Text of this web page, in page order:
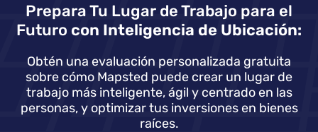
Prepara Tu Lugar de Trabajo para el
Futuro con Inteligencia de Ubicación:
Obtén una evaluación personalizada gratuita
sobre cómo Mapsted puede crear un lugar de
trabajo más inteligente, ágil y centrado en las
personas, y optimizar tus inversiones en bienes
raíces.